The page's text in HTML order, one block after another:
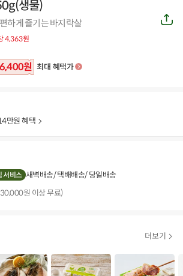
생물)
하게 즐기는 바지락살
4,363원
6,400원 최대 혜택가
공
유
만원 혜택
서비스 새벽배송 택배배송 당일배송
원 이상 무료)
더보기